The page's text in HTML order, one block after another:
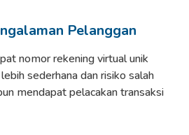
Pelanggan
nomor rekening virtual unik
sederhana dan risiko salah
mendapat pelacakan transaksi